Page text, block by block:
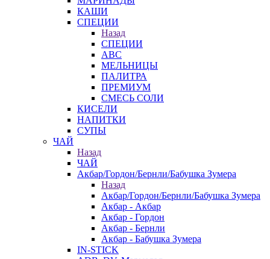
КАШИ
СПЕЦИИ
Назад
СПЕЦИИ
АВС
МЕЛЬНИЦЫ
ПАЛИТРА
ПРЕМИУМ
СМЕСЬ СОЛИ
КИСЕЛИ
НАПИТКИ
СУПЫ
ЧАЙ
Назад
ЧАЙ
Акбар/Гордон/Бернли/Бабушка Зумера
Назад
Акбар/Гордон/Бернли/Бабушка Зумера
Акбар - Акбар
Акбар - Гордон
Акбар - Бернли
Акбар - Бабушка Зумера
IN-STICK